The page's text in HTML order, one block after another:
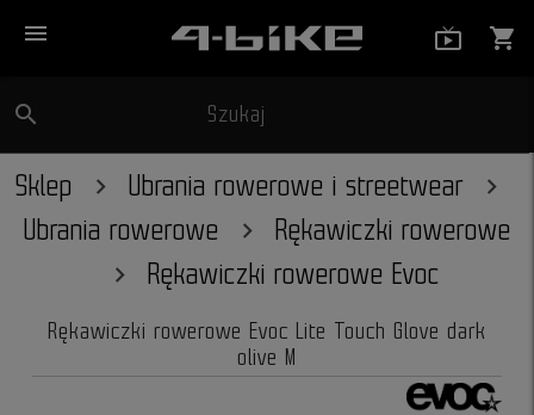
menu shopping_cart
search Szukaj
Sklep
Ubrania rowerowe i streetwear
Ubrania rowerowe
Rękawiczki rowerowe
Rękawiczki rowerowe Evoc
Rękawiczki rowerowe Evoc Lite Touch Glove dark
olive M